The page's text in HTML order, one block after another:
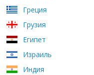
Греция
Грузия
Египет
Израиль
Индия